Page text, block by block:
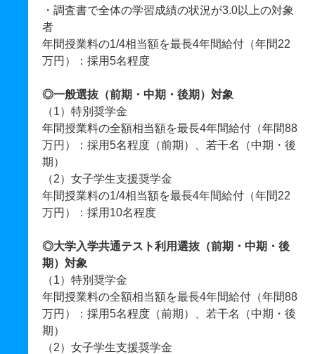
・調査書で全体の学習成績の状況が3.0以上の対象
者
年間授業料の1/4相当額を最長4年間給付（年間22
万円）：採用5名程度
◎一般選抜（前期・中期・後期）対象
（1）特別奨学金
年間授業料の全額相当額を最長4年間給付（年間88
万円）：採用5名程度（前期）、若干名（中期・後
期）
（2）女子学生支援奨学金
年間授業料の1/4相当額を最長4年間給付（年間22
万円）：採用10名程度
◎大学入学共通テスト利用選抜（前期・中期・後
期）対象
（1）特別奨学金
年間授業料の全額相当額を最長4年間給付（年間88
万円）：採用5名程度（前期）、若干名（中期・後
期）
（2）女子学生支援奨学金